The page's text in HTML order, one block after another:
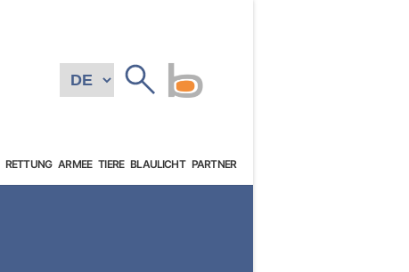
RETTUNG ARMEE TIERE BLAULICHT PARTNER